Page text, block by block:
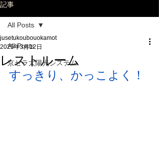
記事
All Posts
京セラ太陽光システム
All Posts
レストルーム
jusetukoubouokamot
2025年3月12日
すっきり、かっこよく！